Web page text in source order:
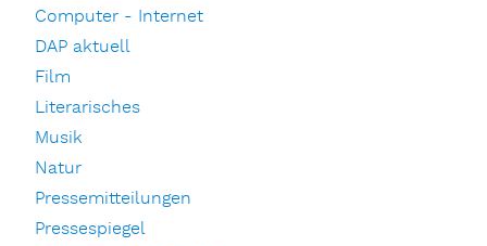
Computer - Internet
DAP aktuell
Film
Literarisches
Musik
Natur
Pressemitteilungen
Pressespiegel